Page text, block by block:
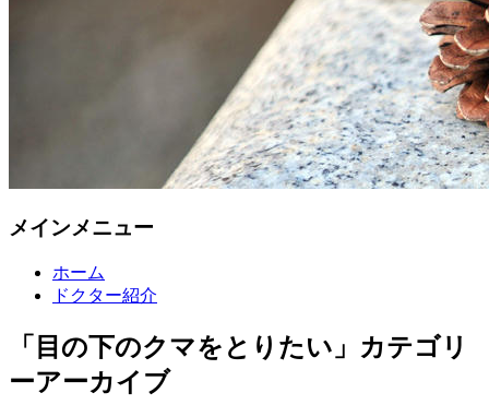
メインメニュー
ホーム
ドクター紹介
「 目の下のクマをとりたい 」カテゴリ
ーアーカイブ